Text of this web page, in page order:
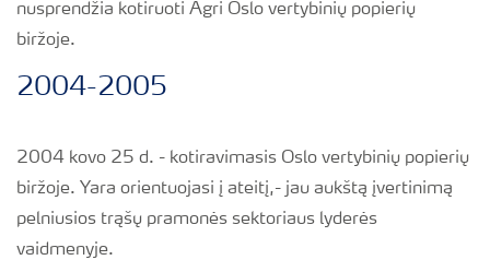
nusprendžia kotiruoti Agri Oslo vertybinių popierių
biržoje.
2004-2005
2004 kovo 25 d. - kotiravimasis Oslo vertybinių popierių
biržoje. Yara orientuojasi į ateitį,- jau aukštą įvertinimą
pelniusios trąšų pramonės sektoriaus lyderės
vaidmenyje.